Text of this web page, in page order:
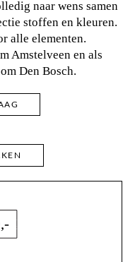
naar wens samen
stoffen en kleuren.
alle elementen.
Amstelveen en als
Den Bosch.